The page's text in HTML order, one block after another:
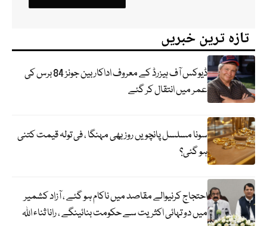
تازہ ترین خبریں
ڈیوکس آف ہیزرڈ کے معروف اداکار بین جونز 84 برس کی
عمر میں انتقال کر گئے
سونا مسلسل پانچویں روز بھی مہنگا ، فی تولہ قیمت کتنی
ہو گئی؟
احتجاج کرنیوالے مقاصد میں ناکام ہو گئے ، آزاد کشمیر
میں دو تہائی اکثریت سے حکومت بنائینگے ، رانا ثناء اللہ